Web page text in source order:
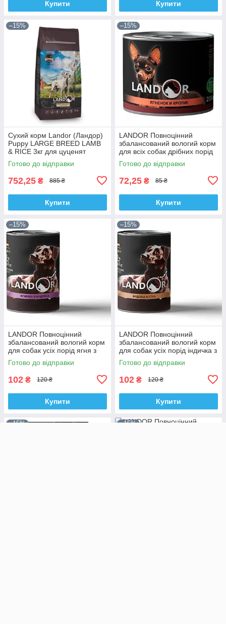
Купити Купити
–15%
Сухий корм Landor (Ландор)
Рuppy LARGE BREED LAMB
& RICE 3кг для цуценят
великих порід з ягням та
рисом
Готово до відправки
752,25 ₴ 885 ₴
Купити
–15%
LANDOR Повноцінний
збалансований вологий корм
для всіх собак дрібних порід
ягня з кроликом 0,2 кг
Готово до відправки
72,25 ₴ 85 ₴
Купити
–15%
LANDOR Повноцінний
збалансований вологий корм
для собак усіх порід ягня з
індичкою 0,4 кг
Готово до відправки
102 ₴ 120 ₴
Купити
–15%
LANDOR Повноцінний
збалансований вологий корм
для собак усіх порід індичка з
качкою 0,4 кг
Готово до відправки
102 ₴ 120 ₴
Купити
–15% –15%